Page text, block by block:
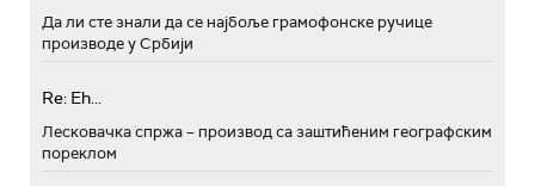
Да ли сте знали да се најбоље грамофонске ручице
производе у Србији
Re: Eh...
Лесковачка спржа – производ са заштићеним географским
пореклом